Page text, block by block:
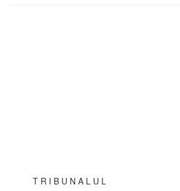
T R I B U N A L U L